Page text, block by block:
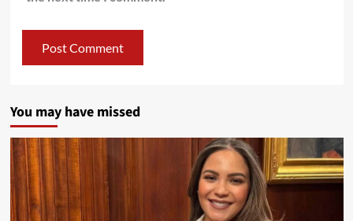
You may have missed